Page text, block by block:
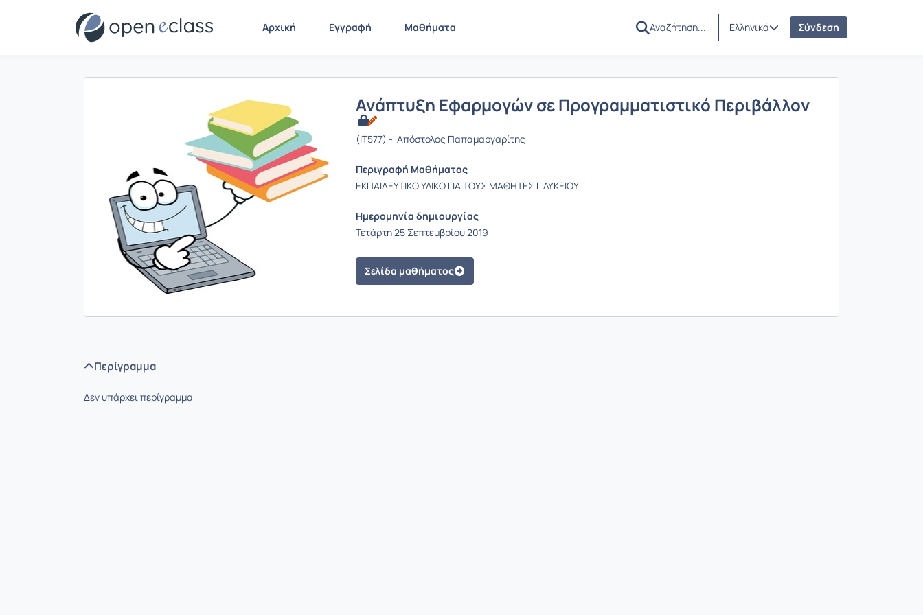
Αρχική Εγγραφή Μαθήματα Ελληνικά Σύνδεση
Παρουσίαση/Προβολή
Ανάπτυξη Εφαρμογών σε Προγραμματιστικό Περιβάλλον
(IT577) - Απόστολος Παπαμαργαρίτης
Περιγραφή Μαθήματος
ΕΚΠΑΙΔΕΥΤΙΚΟ ΥΛΙΚΟ ΓΙΑ ΤΟΥΣ ΜΑΘΗΤΕΣ Γ ΛΥΚΕΙΟΥ
Ημερομηνία δημιουργίας
Τετάρτη 25 Σεπτεμβρίου 2019
Σελίδα μαθήματος
Περίγραμμα
Δεν υπάρχει περίγραμμα